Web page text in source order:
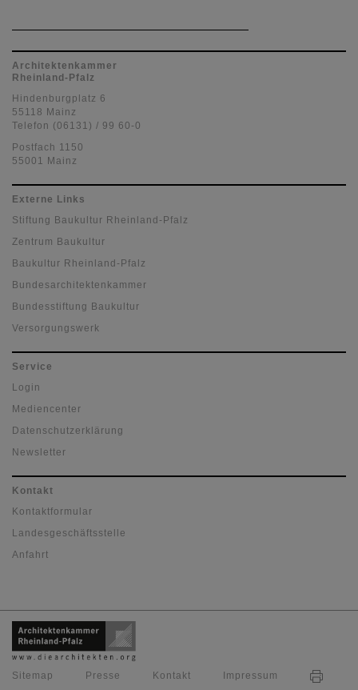
Architektenkammer
Rheinland-Pfalz
Hindenburgplatz 6
55118 Mainz
Telefon (06131) / 99 60-0
Postfach 1150
55001 Mainz
Externe Links
Stiftung Baukultur Rheinland-Pfalz
Zentrum Baukultur
Baukultur Rheinland-Pfalz
Bundesarchitektenkammer
Bundesstiftung Baukultur
Versorgungswerk
Service
Login
Mediencenter
Datenschutzerklärung
Newsletter
Kontakt
Kontaktformular
Landesgeschäftsstelle
Anfahrt
Sitemap Presse Kontakt Impressum